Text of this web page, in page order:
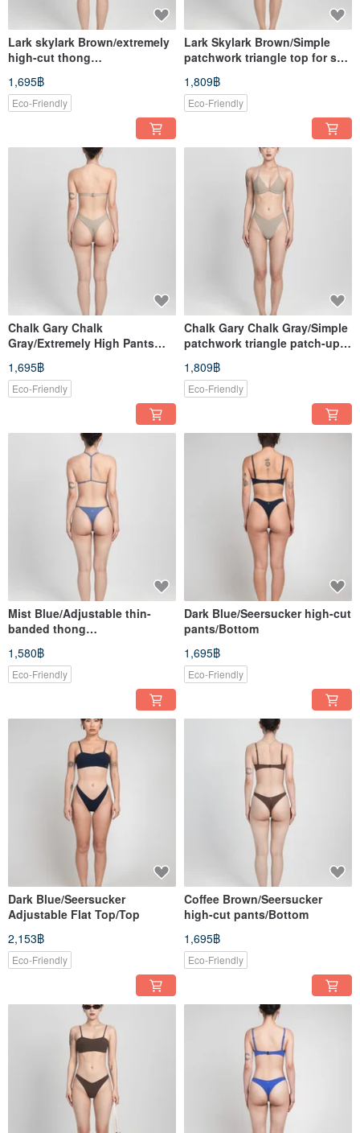
Lark skylark Brown/extremely
high-cut thong
bottoms/bottom
1,695฿
Eco-Friendly
Lark Skylark Brown/Simple
patchwork triangle top for sun
protection/Top
1,809฿
Eco-Friendly
Chalk Gary Chalk
Gray/Extremely High Pants
Spliced ​​T-Bottoms/Bottom
1,695฿
Eco-Friendly
Chalk Gary Chalk Gray/Simple
patchwork triangle patch-up
top/Top
1,809฿
Eco-Friendly
Mist Blue/Adjustable thin-
banded thong
bottoms/Bottom
1,580฿
Eco-Friendly
Dark Blue/Seersucker high-cut
pants/Bottom
1,695฿
Eco-Friendly
Dark Blue/Seersucker
Adjustable Flat Top/Top
2,153฿
Eco-Friendly
Coffee Brown/Seersucker
high-cut pants/Bottom
1,695฿
Eco-Friendly